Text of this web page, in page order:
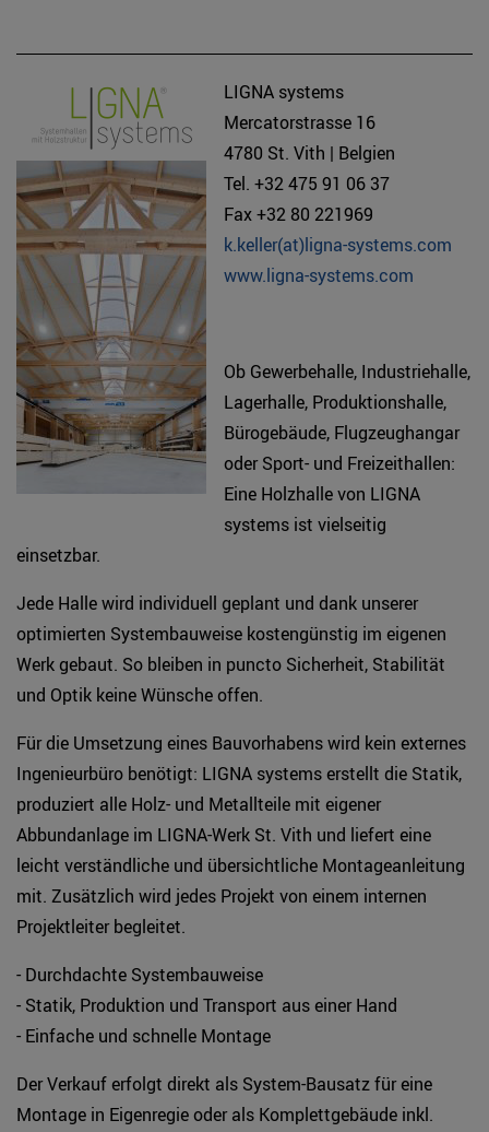
LIGNA systems
Mercatorstrasse 16
4780 St. Vith | Belgien
Tel. +32 475 91 06 37
Fax +32 80 221969
k.keller(at)ligna-systems.com
www.ligna-systems.com
Ob Gewerbehalle, Industriehalle,
Lagerhalle, Produktionshalle,
Bürogebäude, Flugzeughangar
oder Sport- und Freizeithallen:
Eine Holzhalle von LIGNA
systems ist vielseitig
einsetzbar.
Jede Halle wird individuell geplant und dank unserer
optimierten Systembauweise kostengünstig im eigenen
Werk gebaut. So bleiben in puncto Sicherheit, Stabilität
und Optik keine Wünsche offen.
Für die Umsetzung eines Bauvorhabens wird kein externes
Ingenieurbüro benötigt: LIGNA systems erstellt die Statik,
produziert alle Holz- und Metallteile mit eigener
Abbundanlage im LIGNA-Werk St. Vith und liefert eine
leicht verständliche und übersichtliche Montageanleitung
mit. Zusätzlich wird jedes Projekt von einem internen
Projektleiter begleitet.
- Durchdachte Systembauweise
- Statik, Produktion und Transport aus einer Hand
- Einfache und schnelle Montage
Der Verkauf erfolgt direkt als System-Bausatz für eine
Montage in Eigenregie oder als Komplettgebäude inkl.